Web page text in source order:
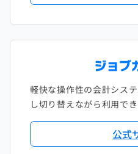
軽快な操作性の会計シス
し切り替えながら利用でき
公式